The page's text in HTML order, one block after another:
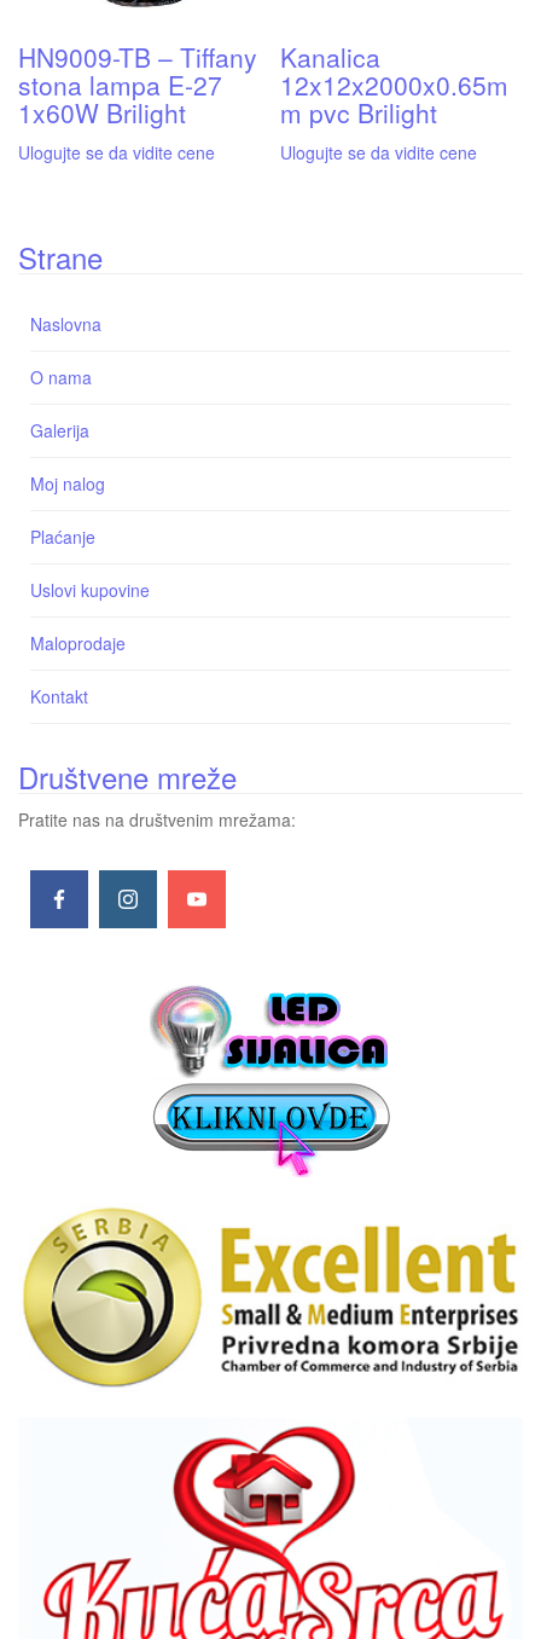
HN9009-TB – Tiffany
stona lampa E-27
1x60W Brilight
Ulogujte se da vidite cene
Kanalica
12x12x2000x0.65m
m pvc Brilight
Ulogujte se da vidite cene
Strane
Naslovna
O nama
Galerija
Moj nalog
Plaćanje
Uslovi kupovine
Maloprodaje
Kontakt
Društvene mreže
Pratite nas na društvenim mrežama: